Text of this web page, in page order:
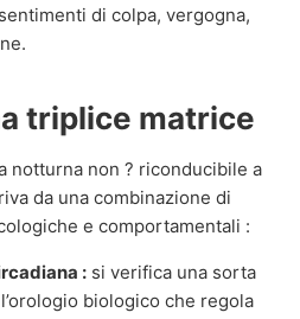
di colpa, vergogna,
triplice matrice
notturna non ? riconducibile a
da una combinazione di
e comportamentali :
: si verifica una sorta
biologico che regola